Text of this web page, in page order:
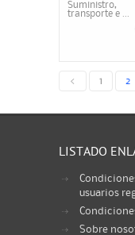
Suministro,
transporte e ...
< 1 2
LISTADO
usuarios
Sobre